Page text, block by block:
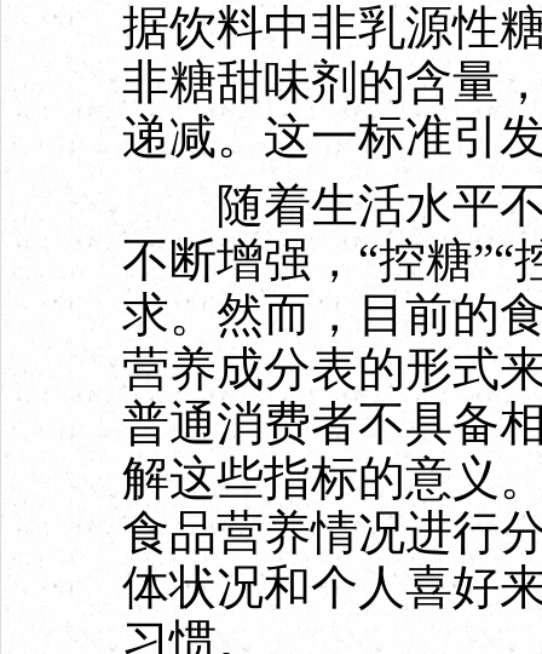
据饮料中非乳源性
非糖甜味剂的含量
递减。这一标准引
随着生活水平不
不断增强，“控糖”“
求。然而，目前的
营养成分表的形式
普通消费者不具备
解这些指标的意义
食品营养情况进行
体状况和个人喜好
习惯。